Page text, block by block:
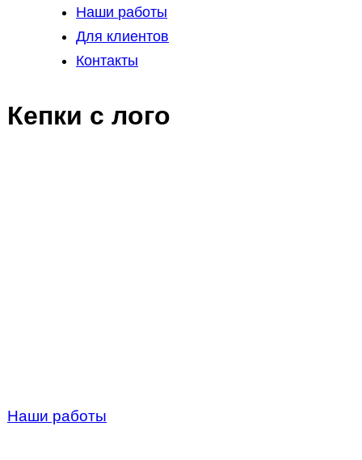
Наши работы
Для клиентов
Контакты
Кепки с лого
Наши работы